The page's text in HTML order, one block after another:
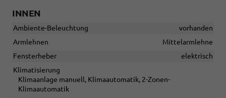
INNEN
Ambiente-Beleuchtung
vorhanden
Armlehnen
Mittelarmlehne
Fensterheber
elektrisch
Klimatisierung
Klimaanlage manuell, Klimaautomatik, 2-Zonen-
Klimaautomatik